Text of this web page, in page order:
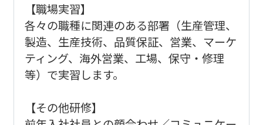
【職場実習】
各々の職種に関連のある部署（生産管理、
製造、生産技術、品質保証、営業、マーケ
ティング、海外営業、工場、保守・修理
等）で実習します。
【その他研修】